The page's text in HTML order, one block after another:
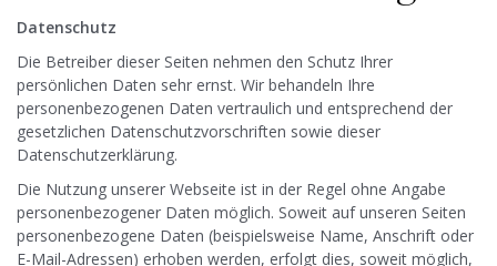
Datenschutz
Die Betreiber dieser Seiten nehmen den Schutz Ihrer
persönlichen Daten sehr ernst. Wir behandeln Ihre
personenbezogenen Daten vertraulich und entsprechend der
gesetzlichen Datenschutzvorschriften sowie dieser
Datenschutzerklärung.
Die Nutzung unserer Webseite ist in der Regel ohne Angabe
personenbezogener Daten möglich. Soweit auf unseren Seiten
personenbezogene Daten (beispielsweise Name, Anschrift oder
E-Mail-Adressen) erhoben werden, erfolgt dies, soweit möglich,